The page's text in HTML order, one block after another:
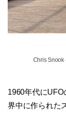
Chris Snook
1960年代に
界中に作られた